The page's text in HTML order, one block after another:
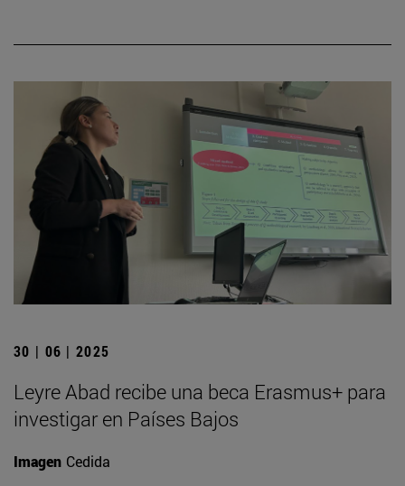
30 | 06 | 2025
Leyre Abad recibe una beca Erasmus+ para
investigar en Países Bajos
Imagen Cedida